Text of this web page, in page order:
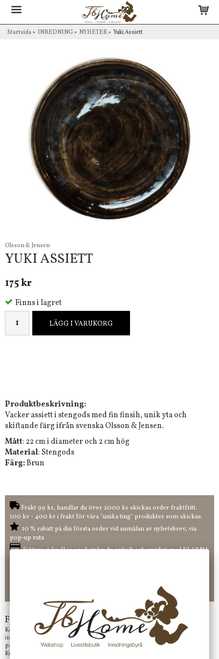
Startsida» INREDNING» NYHETER» Yuki Assiett
Olsson & Jensen
YUKI ASSIETT
175 kr
Finns i lagret
LÄGG I VARUKORG
Produktbeskrivning:
Vacker assiett i stengods med fin finsih, unik yta och
skiftande färg ifrån svenska Olsson & Jensen.
Mått: 22 cm i diameter och 2 cm hög
Material: Stengods
Färg:Brun
Frakt 99 kr, handlar du över 2000 kr skickas order fraktfritt.
100 kr - 400 kr i frakt för våra "unika ting" produkter som skickas.
10 % rabatt på din första order vid anmälan av nyhetsbrev, via
pop-up ruta
Faktura 0 kr. Hos oss betalar du enkelt och smidigt med KLARNA
-ligt Tack för att just Du tittar in hos Jb Home!
Frågor?
Kontakta oss på
info@jbhome.se
Vi svarar
på mail så fort vi kan.
Kundtjänst telefontid öppet vardagar mellan 10.00 - 15.00